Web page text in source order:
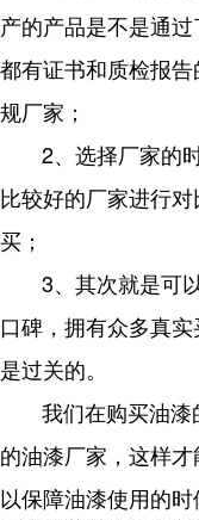
产的产品是不是通过
都有证书和质检报
规厂家；
2、选择厂家的时
比较好的厂家进行
买；
3、其次就是可以
口碑，拥有众多真
是过关的。
我们在购买油漆
的油漆厂家，这样
以保障油漆使用的时